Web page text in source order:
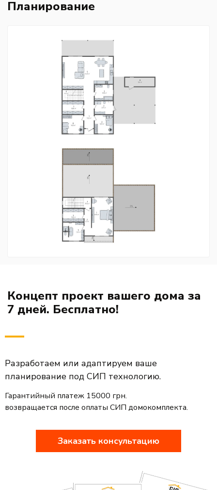
Планирование
Концепт проект вашего дома за
7 дней. Бесплатно!
Разработаем или адаптируем ваше
планирование под СИП технологию.
Гарантийный платеж 15000 грн.
возвращается после оплаты СИП домокомплекта.
Заказать консультацию